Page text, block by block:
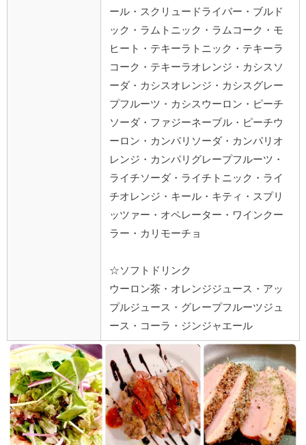
ール・スクリュードライバー・ブルド
ック・ラムトニック・ラムコーク・モ
ヒート・テキーラトニック・テキーラ
コーク・テキーラオレンジ・カシスソ
ーダ・カシスオレンジ・カシスグレー
プフルーツ・カシスウーロン・ピーチ
ソーダ・ファジーネーブル・ピーチウ
ーロン・カンパリソーダ・カンパリオ
レンジ・カンパリグレープフルーツ・
ライチソーダ・ライチトニック・ライ
チオレンジ・キール・キティ・スプリ
ッツァー・オペレーター・ワインクー
ラー・カリモーチョ
☆ソフトドリンク
ウーロン茶・オレンジジュース・アッ
プルジュース・グレープフルーツジュ
ース・コーラ・ジンジャエール